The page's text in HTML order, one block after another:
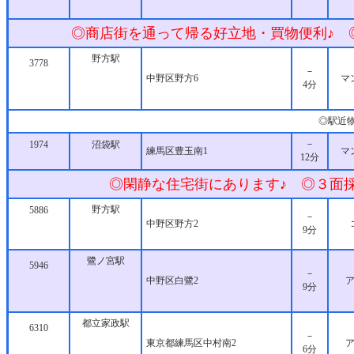
◎商店街を通って帰る好立地・買物便利♪
3778
野方駅
中野区野方6
－
4分
マ
◎駅近
1974 沼袋駅
練馬区豊玉南1
－
12分
マ
◎閑静な住宅街にあります♪ ◎３面
5886
野方駅
中野区野方2
－
9分
5946
鷺ノ宮駅
中野区白鷺2
－
9分
6310
都立家政駅
東京都練馬区中村南2
－
6分